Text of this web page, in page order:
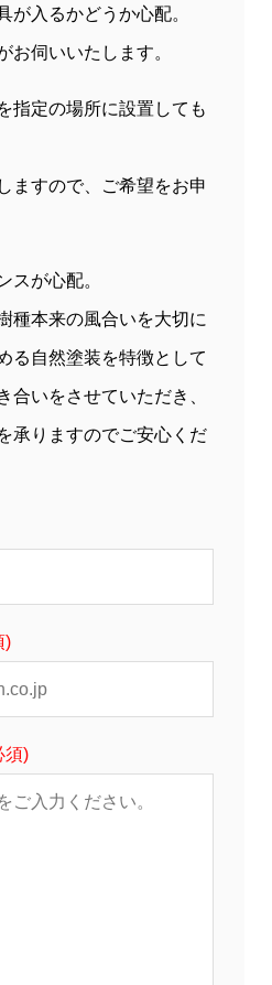
が入るかどうか心配。
伺いいたします。
指定の場所に設置しても
ますので、ご希望をお申
スが心配。
種本来の風合いを大切に
る自然塗装を特徴として
合いをさせていただき、
承りますのでご安心くだ
)
須)